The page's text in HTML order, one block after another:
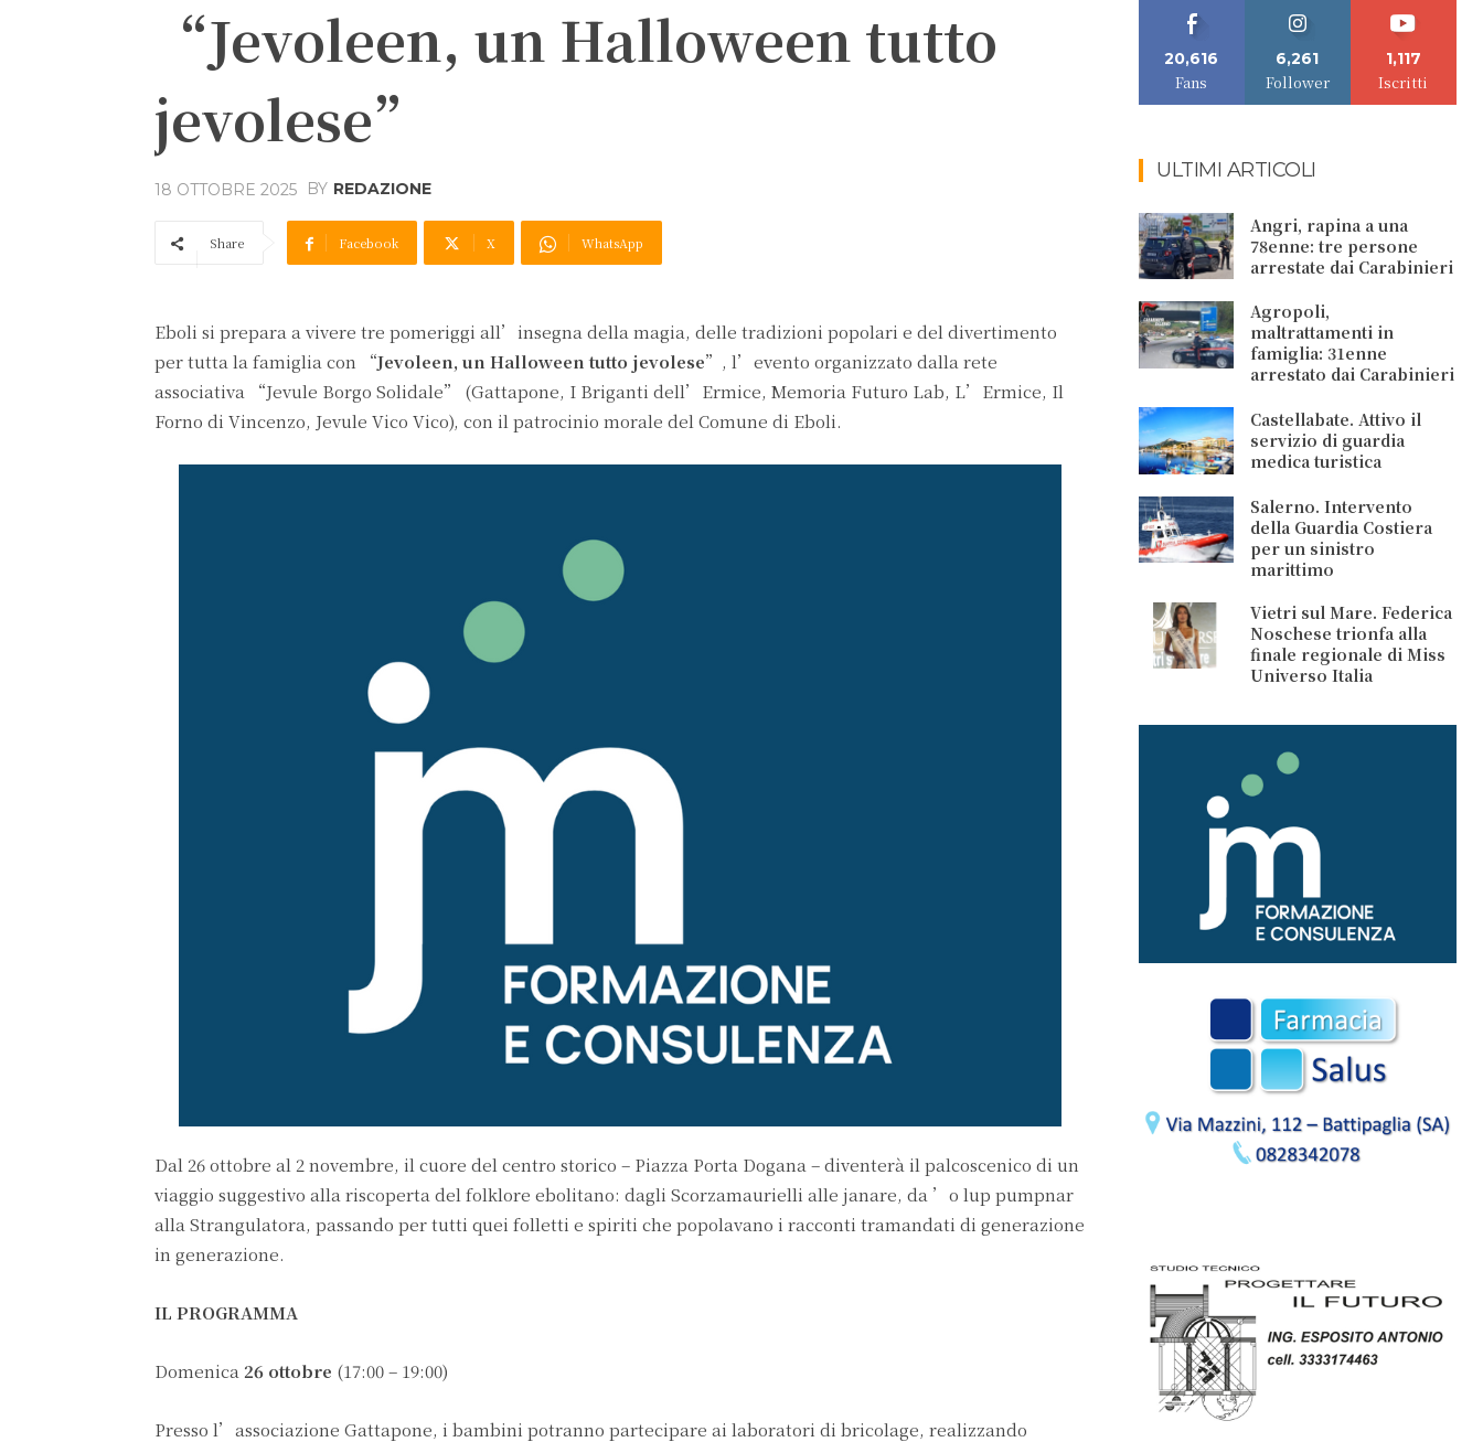
“Jevoleen, un Halloween tutto
jevolese”
18 OTTOBRE 2025 BY REDAZIONE
Share Facebook X WhatsApp
Eboli si prepara a vivere tre pomeriggi all’insegna della magia, delle tradizioni popolari e del divertimento
per tutta la famiglia con “Jevoleen, un Halloween tutto jevolese”, l’evento organizzato dalla rete
associativa “Jevule Borgo Solidale” (Gattapone, I Briganti dell’Ermice, Memoria Futuro Lab, L’Ermice, Il
Forno di Vincenzo, Jevule Vico Vico), con il patrocinio morale del Comune di Eboli.
Dal 26 ottobre al 2 novembre, il cuore del centro storico – Piazza Porta Dogana – diventerà il palcoscenico di un
viaggio suggestivo alla riscoperta del folklore ebolitano: dagli Scorzamaurielli alle janare, da ’o lup pumpnar
alla Strangulatora, passando per tutti quei folletti e spiriti che popolavano i racconti tramandati di generazione
in generazione.
IL PROGRAMMA
Domenica 26 ottobre (17:00 – 19:00)
Presso l’associazione Gattapone, i bambini potranno partecipare ai laboratori di bricolage, realizzando
20,616
Fans
6,261
Follower
1,117
Iscritti
ULTIMI ARTICOLI
Angri, rapina a una
78enne: tre persone
arrestate dai Carabinieri
Agropoli,
maltrattamenti in
famiglia: 31enne
arrestato dai Carabinieri
Castellabate. Attivo il
servizio di guardia
medica turistica
Salerno. Intervento
della Guardia Costiera
per un sinistro
marittimo
Vietri sul Mare. Federica
Noschese trionfa alla
finale regionale di Miss
Universo Italia